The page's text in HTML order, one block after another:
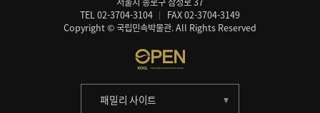
TEL 02-3704-3104
FAX 02-3704-3149
Copyright © 국립민속박물관. All Rights Reserved
패밀리 사이트